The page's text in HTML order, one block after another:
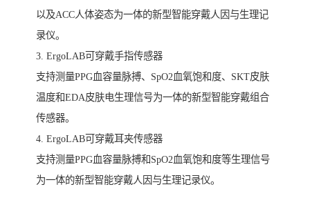
以及ACC人体姿态为一体的新型智能穿戴人因与生理记
录仪。
3. ErgoLAB可穿戴手指传感器
支持测量PPG血容量脉搏、SpO2血氧饱和度、SKT皮肤
温度和EDA皮肤电生理信号为一体的新型智能穿戴组合
传感器。
4. ErgoLAB可穿戴耳夹传感器
支持测量PPG血容量脉搏和SpO2血氧饱和度等生理信号
为一体的新型智能穿戴人因与生理记录仪。